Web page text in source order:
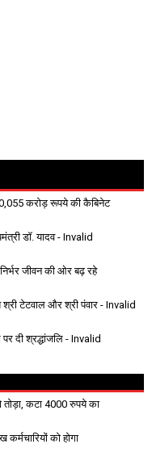
करोड़ रूपये की कैबिनेट
डॉ. यादव- Invalid
जीवन की ओर बढ़ रहे
टेटवाल और श्री पंवार - Invalid
दी श्रद्धांजलि - Invalid
तोड़ा, कटा 4000 रुपये का
को होगा